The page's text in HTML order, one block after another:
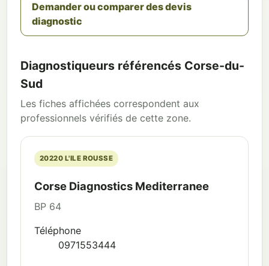
Demander ou comparer des devis
diagnostic
Diagnostiqueurs référencés Corse-du-
Sud
Les fiches affichées correspondent aux
professionnels vérifiés de cette zone.
20220 L'ILE ROUSSE
Corse Diagnostics Mediterranee
BP 64
Téléphone
0971553444